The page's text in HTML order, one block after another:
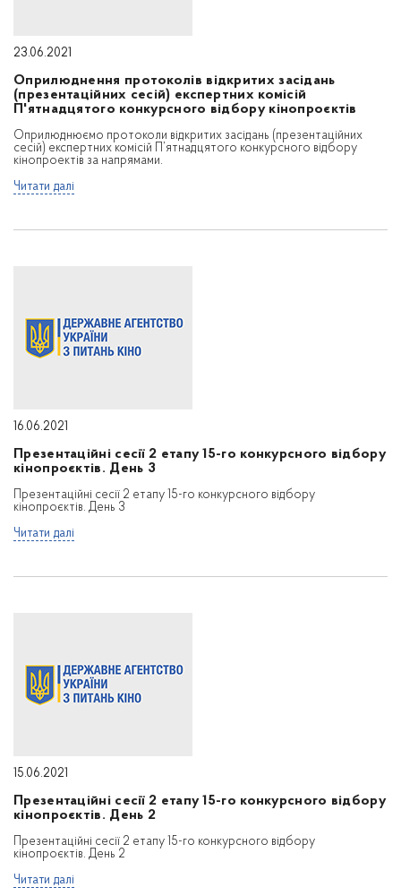
23.06.2021
Оприлюднення протоколів відкритих засідань
(презентаційних сесій) експертних комісій
П'ятнадцятого конкурсного відбору кінопроєктів
Оприлюднюємо протоколи відкритих засідань (презентаційних
сесій) експертних комісій П’ятнадцятого конкурсного відбору
кінопроектів за напрямами.
Читати далі
16.06.2021
Презентаційні сесії 2 етапу 15-го конкурсного відбору
кінопроєктів. День 3
Презентаційні сесії 2 етапу 15-го конкурсного відбору
кінопроєктів. День 3
Читати далі
15.06.2021
Презентаційні сесії 2 етапу 15-го конкурсного відбору
кінопроєктів. День 2
Презентаційні сесії 2 етапу 15-го конкурсного відбору
кінопроєктів. День 2
Читати далі